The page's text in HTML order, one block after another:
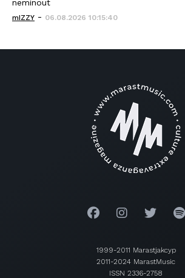
neminout
mIZZY - 06.08.2026 10:15:40
1999-2011 Marastjakcyp
2011-2024 MarastMusic
ISSN 2336-2758